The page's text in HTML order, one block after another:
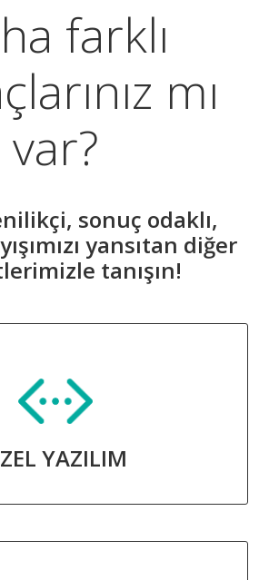
farklı
mı
var?
sonuç odaklı,
yansıtan diğer
tanışın!
YAZILIM